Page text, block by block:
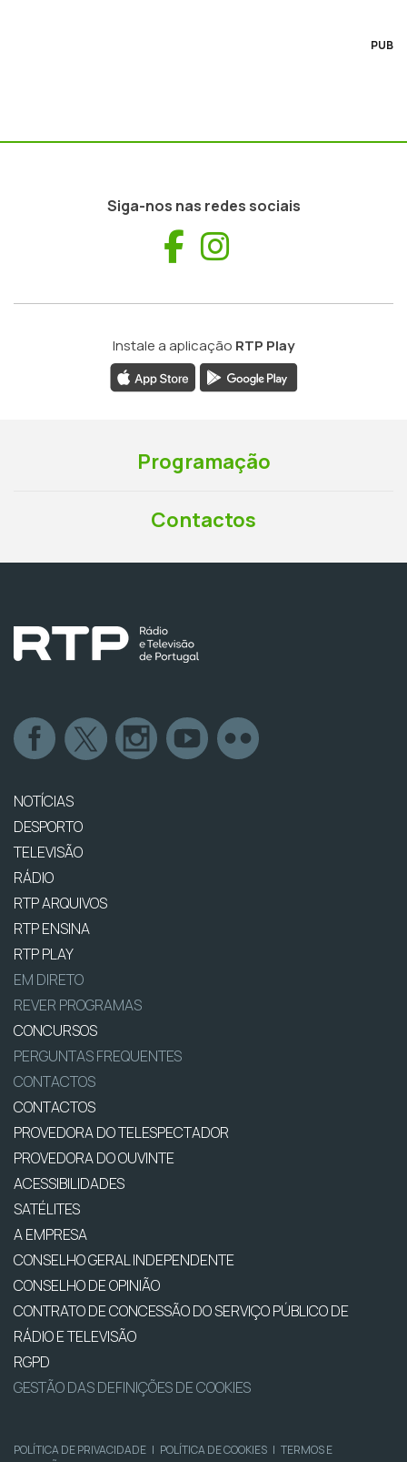
PUB
Siga-nos nas redes sociais
Facebook
Instale a aplicação RTP Play
Programação
Contactos
NOTÍCIAS
DESPORTO
TELEVISÃO
RÁDIO
RTP ARQUIVOS
RTP ENSINA
RTP PLAY
EM DIRETO
REVER PROGRAMAS
CONCURSOS
PERGUNTAS FREQUENTES
CONTACTOS
CONTACTOS
PROVEDORA DO TELESPECTADOR
PROVEDORA DO OUVINTE
ACESSIBILIDADES
SATÉLITES
A EMPRESA
CONSELHO GERAL INDEPENDENTE
CONSELHO DE OPINIÃO
CONTRATO DE CONCESSÃO DO SERVIÇO PÚBLICO DE
RÁDIO E TELEVISÃO
RGPD
GESTÃO DAS DEFINIÇÕES DE COOKIES
POLÍTICA DE PRIVACIDADE | POLÍTICA DE COOKIES | TERMOS E